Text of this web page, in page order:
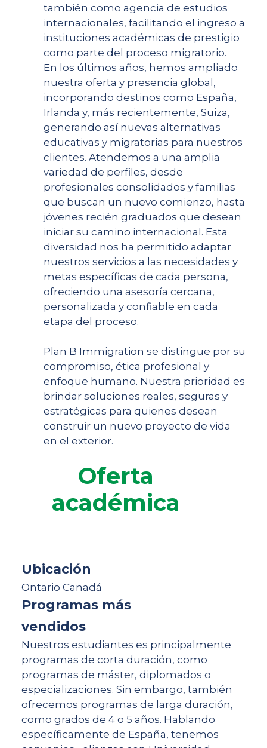
también como agencia de estudios
internacionales, facilitando el ingreso a
instituciones académicas de prestigio
como parte del proceso migratorio.
En los últimos años, hemos ampliado
nuestra oferta y presencia global,
incorporando destinos como España,
Irlanda y, más recientemente, Suiza,
generando así nuevas alternativas
educativas y migratorias para nuestros
clientes. Atendemos a una amplia
variedad de perfiles, desde
profesionales consolidados y familias
que buscan un nuevo comienzo, hasta
jóvenes recién graduados que desean
iniciar su camino internacional. Esta
diversidad nos ha permitido adaptar
nuestros servicios a las necesidades y
metas específicas de cada persona,
ofreciendo una asesoría cercana,
personalizada y confiable en cada
etapa del proceso.
Plan B Immigration se distingue por su
compromiso, ética profesional y
enfoque humano. Nuestra prioridad es
brindar soluciones reales, seguras y
estratégicas para quienes desean
construir un nuevo proyecto de vida
en el exterior.
Oferta
académica
Ubicación
Ontario Canadá
Programas más
vendidos
Nuestros estudiantes es principalmente
programas de corta duración, como
programas de máster, diplomados o
especializaciones. Sin embargo, también
ofrecemos programas de larga duración,
como grados de 4 o 5 años. Hablando
específicamente de España, tenemos